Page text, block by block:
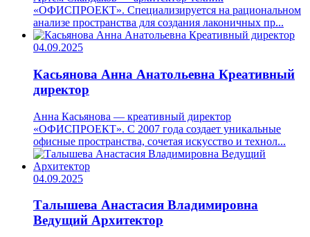
«ОФИСПРОЕКТ». Специализируется на рациональном
анализе пространства для создания лаконичных пр...
04.09.2025
Касьянова Анна Анатольевна Креативный
директор
Анна Касьянова — креативный директор
«ОФИСПРОЕКТ». С 2007 года создает уникальные
офисные пространства, сочетая искусство и технол...
04.09.2025
Талышева Анастасия Владимировна
Ведущий Архитектор